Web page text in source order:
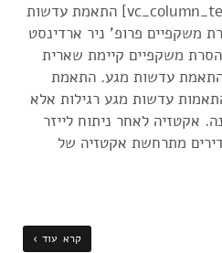
[vc_row][vc_column][vc_column_text] התאמת עדשות
משקפיים פרופ' ניר ארדינסט
משקפיים קיימת שארית
התאמת עדשות מגע. התאמת
עדשות מגע רגילות אלא
אקטזיה לאחר ניתוח לייזר
מתרחשת אקטזיה של
קרא עוד ›